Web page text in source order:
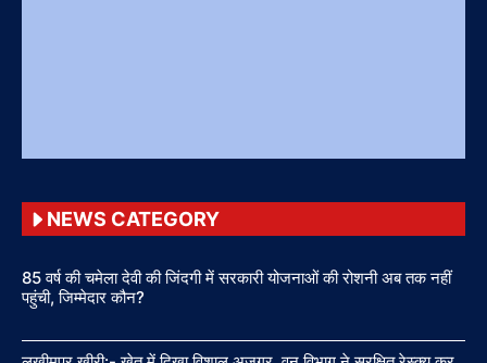
NEWS CATEGORY
85 वर्ष की चमेला देवी की जिंदगी में सरकारी योजनाओं की रोशनी अब तक नहीं
पहुंची, जिम्मेदार कौन?